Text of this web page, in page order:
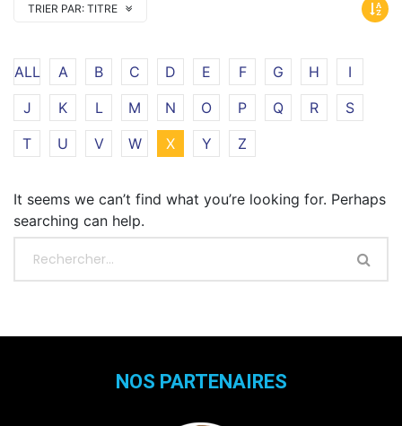
TRIER PAR: TITRE
ALL A B C D E F G H
I
J
K L M N O P Q R
S
T
U V W X Y Z
It seems we can’t find what you’re looking for. Perhaps
searching can help.
NOS PARTENAIRES